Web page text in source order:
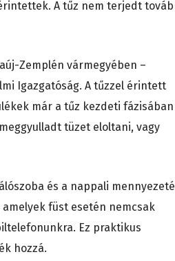
A tűz nem terjedt
Zemplén vármegyében –
Igazgatóság. A tűzzel érintett
már a tűz kezdeti fázisában
tüzet eloltani, vagy
és a nappali
füst esetén nemcsak
Ez praktikus
hozzá.